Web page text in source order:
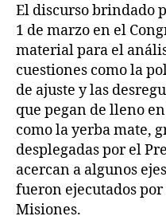
El discurso brindado
1 de marzo en el
material para el
cuestiones como la
de ajuste y las
que pegan de lleno
como la yerba mate,
desplegadas por el
acercan a algunos
fueron ejecutados
Misiones.